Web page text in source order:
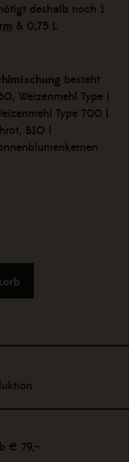
deshalb noch 1
& 0,75 L
besteht
Weizenmehl Type |
Type 700 |
BIO |
€ 79,–